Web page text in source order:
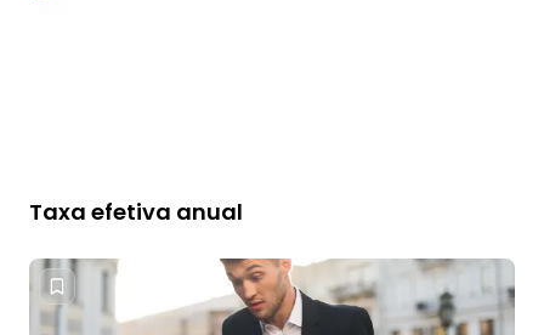
Taxa efetiva anual